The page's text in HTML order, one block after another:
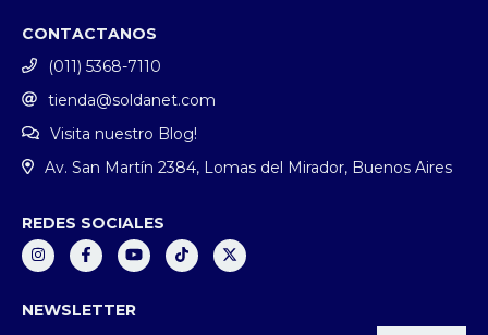
CONTACTANOS
(011) 5368-7110
tienda@soldanet.com
Visita nuestro Blog!
Av. San Martín 2384, Lomas del Mirador, Buenos Aires
REDES SOCIALES
NEWSLETTER